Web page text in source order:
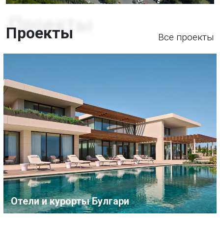
нашу ответственность перед природой. Наш
удовлетворением сегодняшних потребност...
Проекты Все проекты